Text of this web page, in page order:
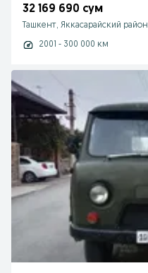
32 169 690 сум
Ташкент, Яккасарайский район
2001 - 300 000 км